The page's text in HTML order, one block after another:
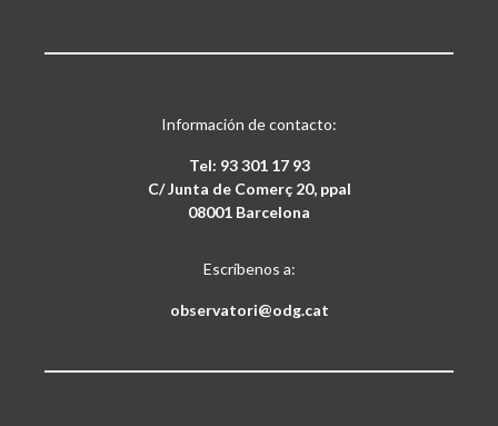
Información de contacto:
Tel: 93 301 17 93
C/ Junta de Comerç 20, ppal
08001 Barcelona
Escríbenos a:
observatori@odg.cat